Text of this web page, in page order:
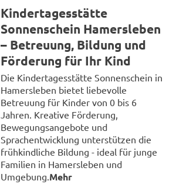
Kindertagesstätte
Sonnenschein Hamersleben
– Betreuung, Bildung und
Förderung für Ihr Kind
Die Kindertagesstätte Sonnenschein in
Hamersleben bietet liebevolle
Betreuung für Kinder von 0 bis 6
Jahren. Kreative Förderung,
Bewegungsangebote und
Sprachentwicklung unterstützen die
frühkindliche Bildung - ideal für junge
Familien in Hamersleben und
Umgebung.Mehr